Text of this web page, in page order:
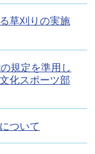
草刈りの実施
規定を準用し
化スポーツ部
ついて